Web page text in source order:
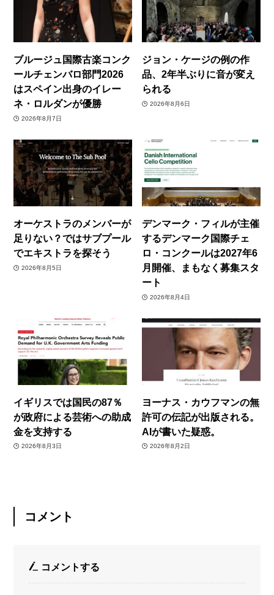
ブルージュ国際古楽コンク
ールチェンバロ部門2026
はスペイン出身のイレー
ネ・ロルダンが優勝
2026年8月7日
ジョン・ケージの例の作
品、2年半ぶりに音が変え
られる
2026年8月6日
オーケストラのメンバーが
足りない？ではサブプール
でエキストラを探そう
2026年8月5日
デンマーク・フィルが主催
するデンマーク国際チェ
ロ・コンクールは2027年6
月開催、まもなく募集スタ
ート
2026年8月4日
イギリスでは国民の87％
が政府による芸術への助成
金を支持する
2026年8月3日
ヨーナス・カウフマンの無
許可の伝記が出版される。
AIが書いた疑惑。
2026年8月2日
コメント
コメントする